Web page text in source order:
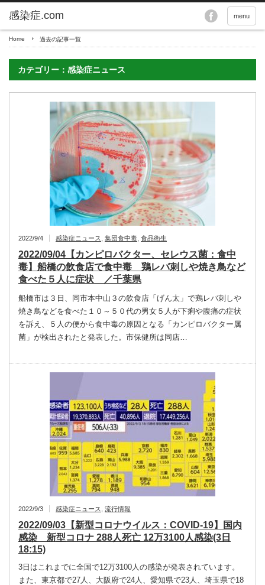
menu
Home 過去の記事一覧
カテゴリー：感染症ニュース
2022/9/4 感染症ニュース 集団食中毒 食品衛生
2022/09/04【カンピロバクター、セレウス菌：食中
毒】船橋の飲食店で食中毒 鶏レバ刺しや焼き鳥など
食べた５人に症状 ／千葉県
船橋市は３日、同市本中山３の飲食店「げん太」で鶏レバ刺しや
焼き鳥などを食べた１０～５０代の男女５人が下痢や腹痛の症状
を訴え、５人の便から食中毒の原因となる「カンピロバクター属
菌」が検出されたと発表した。市保健所は同店…
2022/9/3 感染症ニュース 流行情報
2022/09/03【新型コロナウイルス：COVID-19】国内
感染 新型コロナ 288人死亡 12万3100人感染(3日
18:15)
3日はこれまでに全国で12万3100人の感染が発表されています。
また、東京都で27人、大阪府で24人、愛知県で23人、埼玉県で18